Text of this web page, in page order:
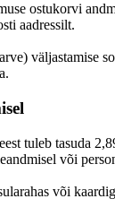
ostukorvi
aadressilt.
väljastamise
tuleb tasuda
või
või